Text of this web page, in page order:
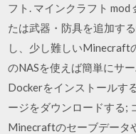
フト. マインクラフト
たは武器・防具を追加す
し、少し難しいMinecraft
のNASを使えば簡単にサ
Dockerをインストールす
ージをダウンロードする;
Minecraftのセーブデータ